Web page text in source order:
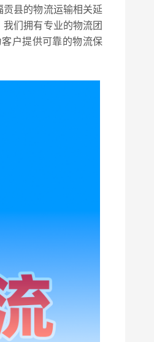
县的物流运输相关延
们拥有专业的物流团
户提供可靠的物流保